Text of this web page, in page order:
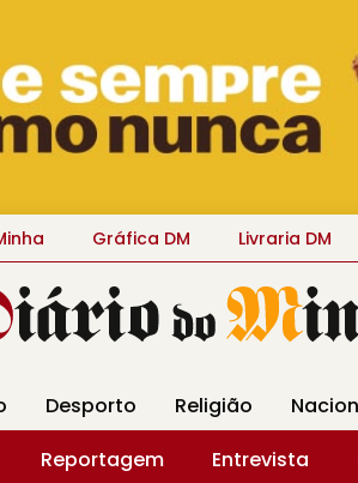
Gráfica DM Livraria DM
Desporto Religião
Reportagem Entrevista